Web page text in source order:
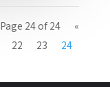
Page 24 of 24
«
22 23 24